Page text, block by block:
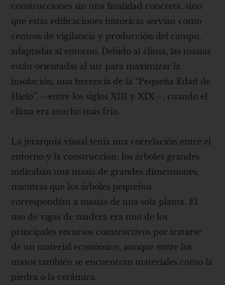
construcciones sin una finalidad concreta, sino
que estas edificaciones históricas servían como
centros de vigilancia y producción del campo,
adaptadas al entorno. Debido al clima, las masías
están orientadas al sur para maximizar la
insolación, una herencia de la “Pequeña Edad de
Hielo” —entre los siglos XIII y XIX—, cuando el
clima era mucho más frío.
La jerarquía visual tenía una correlación entre el
entorno y la construcción: los árboles grandes
indicaban una masía de grandes dimensiones,
mientras que los árboles pequeños
correspondían a masías de una sola planta. El
uso de vigas de madera era uno de los
principales recursos constructivos por tratarse
de un material económico, aunque entre los
masos también se encuentran materiales como la
piedra o la cerámica.